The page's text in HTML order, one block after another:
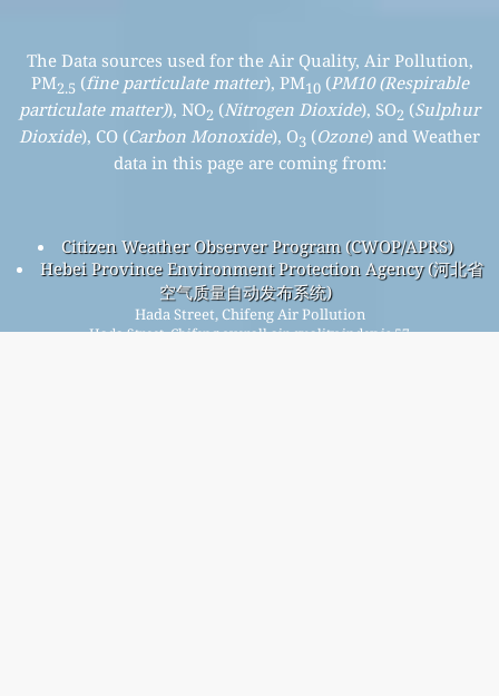
The Data sources used for the Air Quality, Air Pollution,
PM2.5 (fine particulate matter), PM10(PM10 (Respirable
particulate matter)), NO2 (Nitrogen Dioxide), SO2 (Sulphur
Dioxide), CO (Carbon Monoxide), O3 (Ozone) and Weather
data in this page are coming from:
Citizen Weather Observer Program (CWOP/APRS)
Hebei Province Environment Protection Agency (河北省
空气质量自动发布系统)
Hada Street, Chifeng Air Pollution
Hada Street, Chifeng overall air quality index is 57